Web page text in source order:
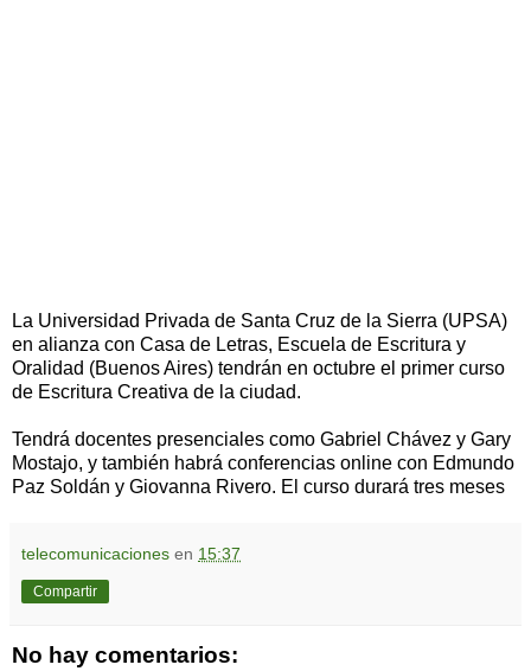
La Universidad Privada de Santa Cruz de la Sierra (UPSA)
en alianza con Casa de Letras, Escuela de Escritura y
Oralidad (Buenos Aires) tendrán en octubre el primer curso
de Escritura Creativa de la ciudad.
Tendrá docentes presenciales como Gabriel Chávez y Gary
Mostajo, y también habrá conferencias online con Edmundo
Paz Soldán y Giovanna Rivero. El curso durará tres meses
telecomunicaciones en 15:37
Compartir
No hay comentarios: